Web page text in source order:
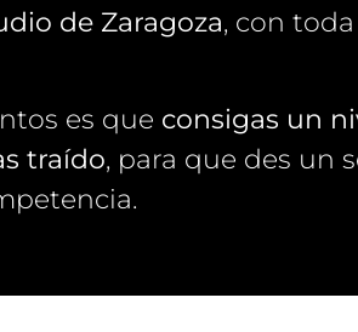
de Zaragoza, con
es que consigas un
traído, para que des un